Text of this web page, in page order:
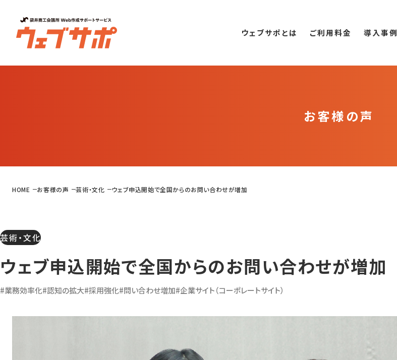
ウェブサポとは ご利用料金 導入事例
お客様の声
HOME お客様の声 芸術・文化 ウェブ申込開始で全国からのお問い合わせが増加
芸術・文化
ウェブ申込開始で全国からのお問い合わせが増加
#業務効率化#認知の拡大#採用強化#問い合わせ増加#企業サイト（コーポレートサイト）